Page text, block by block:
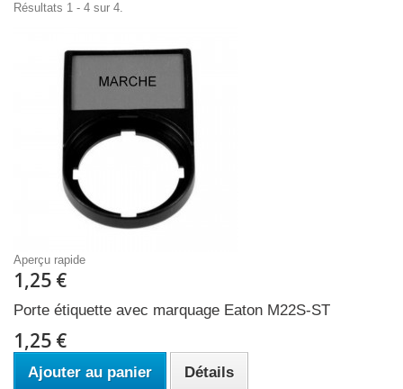
Résultats 1 - 4 sur 4.
Aperçu rapide
1,25 €
Porte étiquette avec marquage Eaton M22S-ST
1,25 €
Ajouter au panier Détails